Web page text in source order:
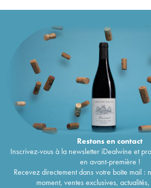
Restons encontact
Inscrivez-vous à la newsletter iDealwine et
en avant-première !
Recevez directement dans votre boîte mail :
moment, ventes exclusives,